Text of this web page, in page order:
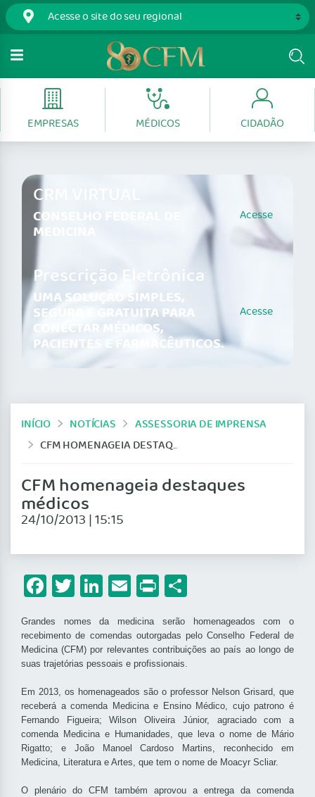
EMPRESAS MÉDICOS CIDADÃO
CRM VIRTUAL
CONSELHO FEDERAL DE
MEDICINA
Acesse
Prescrição Eletrônica
UMA SOLUÇÃO SIMPLES,
SEGURA E GRATUITA PARA
CONECTAR MÉDICOS,
PACIENTES E FARMACÊUTICOS.
Acesse
INÍCIO NOTÍCIAS
ASSESSORIA DE IMPRENSA
CFM HOMENAGEIA DESTAQUES MÉDICOS
CFM homenageia destaques
médicos
24/10/2013 | 15:15
Facebook
Twitter
LinkedIn
Email
Print
Grandes nomes da medicina serão homenageados com o
recebimento de comendas outorgadas pelo Conselho Federal de
Medicina (CFM) por relevantes contribuições ao país ao longo de
suas trajetórias pessoais e profissionais.
Em 2013, os homenageados são o professor Nelson Grisard, que
receberá a comenda Medicina e Ensino Médico, cujo patrono é
Fernando Figueira; Wilson Oliveira Júnior, agraciado com a
comenda Medicina e Humanidades, que leva o nome de Mário
Rigatto; e João Manoel Cardoso Martins, reconhecido em
Medicina, Literatura e Artes, que tem o nome de Moacyr Scliar.
O plenário do CFM também aprovou a entrega da comenda